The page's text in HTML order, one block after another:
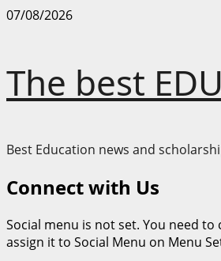
Skip
07/08/2026
The best
Best Education news and
Connect with Us
Social menu is not set. You need to
assign it to Social Menu on Menu